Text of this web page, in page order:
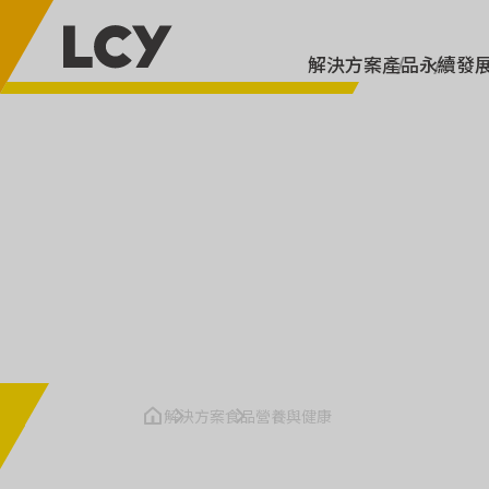
解決方案產品永續發
解決方案食品營養與健康